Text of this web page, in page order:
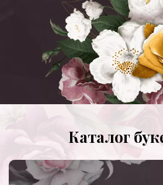
Каталог